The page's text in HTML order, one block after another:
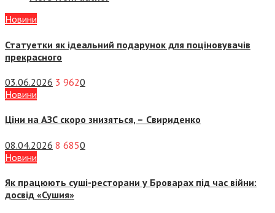
Новини
Статуетки як ідеальний подарунок для поціновувачів
прекрасного
03.06.2026 3 9620
Новини
Ціни на АЗС скоро знизяться, – Свириденко
08.04.2026 8 6850
Новини
Як працюють суші-ресторани у Броварах під час війни:
досвід «Сушия»